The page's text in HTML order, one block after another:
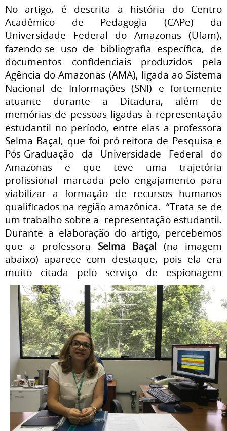
No artigo, é descrita a história do Centro
Acadêmico de Pedagogia (CAPe) da
Universidade Federal do Amazonas (Ufam),
fazendo-se uso de bibliografia específica, de
documentos confidenciais produzidos pela
Agência do Amazonas (AMA), ligada ao Sistema
Nacional de Informações (SNI) e fortemente
atuante durante a Ditadura, além de
memórias de pessoas ligadas à representação
estudantil no período, entre elas a professora
Selma Baçal, que foi pró-reitora de Pesquisa e
Pós-Graduação da Universidade Federal do
Amazonas e que teve uma trajetória
profissional marcada pelo engajamento para
viabilizar a formação de recursos humanos
qualificados na região amazônica. “Trata-se de
um trabalho sobre a representação estudantil.
Durante a elaboração do artigo, percebemos
que a professora Selma Baçal (na imagem
abaixo) aparece com destaque, pois ela era
muito citada pelo serviço de espionagem